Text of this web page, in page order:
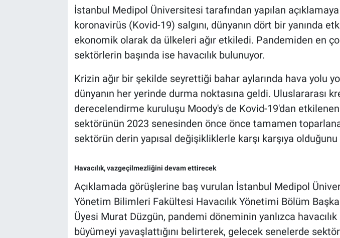
İstanbul Medipol Üniversitesi tarafından yapılan
koronavirüs (Kovid-19) salgını, dünyanın dört bir yanında
ekonomik olarak da ülkeleri ağır etkiledi. Pandemiden en
sektörlerin başında ise havacılık bulunuyor.
Krizin ağır bir şekilde seyrettiği bahar aylarında hava yolu
dünyanın her yerinde durma noktasına geldi. Uluslararası
derecelendirme kuruluşu Moody's de Kovid-19'dan etkilenen
sektörünün 2023 senesinden önce önce tamamen
sektörün derin yapısal değişikliklerle karşı karşıya
Havacılık, vazgeçilmezliğini devam ettirecek
Açıklamada görüşlerine baş vurulan İstanbul Medipol
Yönetim Bilimleri Fakültesi Havacılık Yönetimi Bölüm
Üyesi Murat Düzgün, pandemi döneminin yanlızca
büyümeyi yavaşlattığını belirterek, gelecek senelerde